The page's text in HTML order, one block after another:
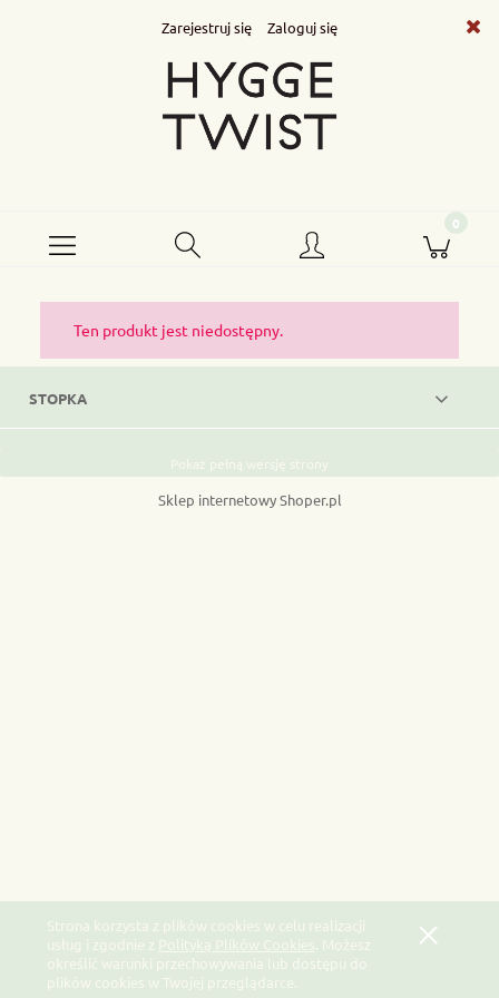
Strona korzysta z plików cookies w celu realizacji
usług i zgodnie z Polityką Plików Cookies . Możesz
określić warunki przechowywania lub dostępu do
plików cookies w Twojej przeglądarce.
Zarejestruj się Zaloguj się
Ten produkt jest niedostępny.
STOPKA
Pokaż pełną wersję strony
Sklep internetowy Shoper.pl